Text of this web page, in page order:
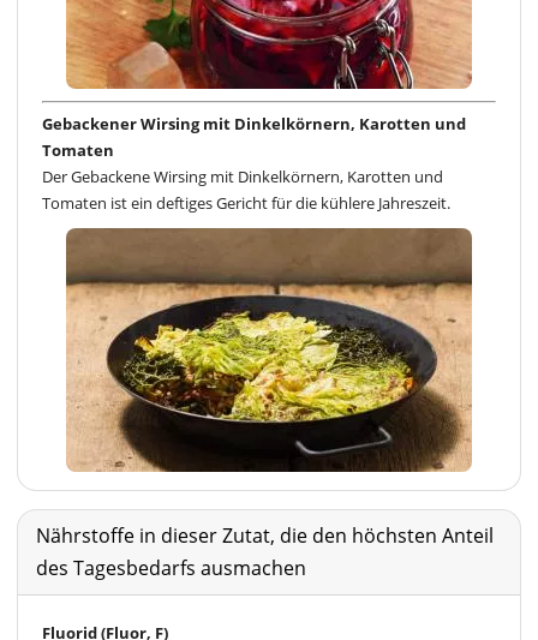
Gebackener Wirsing mit Dinkelkörnern, Karotten und
Tomaten
Der Gebackene Wirsing mit Dinkelkörnern, Karotten und
Tomaten ist ein deftiges Gericht für die kühlere Jahreszeit.
Nährstoffe in dieser Zutat, die den höchsten Anteil
des Tagesbedarfs ausmachen
Fluorid (Fluor, F)